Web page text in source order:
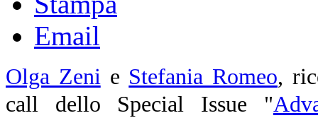
Email
Olga Zeni e Stefania Romeo,
call dello Special Issue "